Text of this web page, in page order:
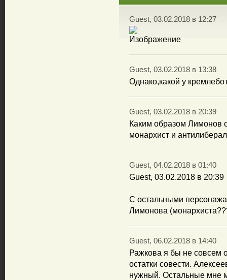
Guest, 03.02.2018 в 12:27
Guest, 03.02.2018 в 13:38
Однако,какой у
Guest, 03.02.2018 в 20:39
Каким образом Лимонов
монархист и
Guest, 04.02.2018 в 01:40
Guest, 03.02.2018 в 20:39
С остальными
Лимонова
Guest, 06.02.2018 в 14:40
Ражкова я бы не совсем
остатки совести.
нужный. Остальные мне